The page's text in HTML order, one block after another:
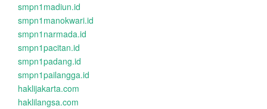
smpn1madiun.id
smpn1manokwari.id
smpn1narmada.id
smpn1pacitan.id
smpn1padang.id
smpn1pailangga.id
haklijakarta.com
haklilangsa.com